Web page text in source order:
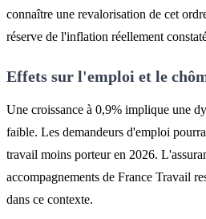
connaître une revalorisation de cet
réserve de l'inflation réellement
Effets sur l'emploi et le
Une croissance à 0,9% implique une
faible. Les demandeurs d'emploi
travail moins porteur en 2026.
accompagnements de France Travail
dans ce contexte.